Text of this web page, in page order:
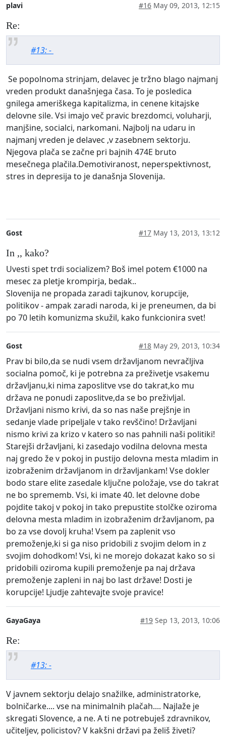
plavi #16 May 09, 2013, 12:15
Re:
#13: -
Se popolnoma strinjam, delavec je tržno blago najmanj
vreden produkt današnjega časa. To je posledica
gnilega ameriškega kapitalizma, in cenene kitajske
delovne sile. Vsi imajo več pravic brezdomci, voluharji,
manjšine, socialci, narkomani. Najbolj na udaru in
najmanj vreden je delavec ,v zasebnem sektorju.
Njegova plača se začne pri bajnih 474E bruto
mesečnega plačila.Demotiviranost, neperspektivnost,
stres in depresija to je današnja Slovenija.
Gost #17 May 13, 2013, 13:12
In ,, kako?
Uvesti spet trdi socializem? Boš imel potem €1000 na
mesec za pletje krompirja, bedak..
Slovenija ne propada zaradi tajkunov, korupcije,
politikov - ampak zaradi naroda, ki je preneumen, da bi
po 70 letih komunizma skužil, kako funkcionira svet!
Gost #18 May 29, 2013, 10:34
Prav bi bilo,da se nudi vsem državljanom nevračljiva
socialna pomoč, ki je potrebna za preživetje vsakemu
državljanu,ki nima zaposlitve vse do takrat,ko mu
država ne ponudi zaposlitve,da se bo preživljal.
Državljani nismo krivi, da so nas naše prejšnje in
sedanje vlade pripeljale v tako revščino! Državljani
nismo krivi za krizo v katero so nas pahnili naši politiki!
Starejši državljani, ki zasedajo vodilna delovna mesta
naj gredo že v pokoj in pustijo delovna mesta mladim in
izobraženim državljanom in državljankam! Vse dokler
bodo stare elite zasedale ključne položaje, vse do takrat
ne bo sprememb. Vsi, ki imate 40. let delovne dobe
pojdite takoj v pokoj in tako prepustite stolčke oziroma
delovna mesta mladim in izobraženim državljanom, pa
bo za vse dovolj kruha! Vsem pa zaplenit vso
premoženje,ki si ga niso pridobili z svojim delom in z
svojim dohodkom! Vsi, ki ne morejo dokazat kako so si
pridobili oziroma kupili premoženje pa naj država
premoženje zapleni in naj bo last države! Dosti je
korupcije! Ljudje zahtevajte svoje pravice!
GayaGaya #19 Sep 13, 2013, 10:06
Re:
#13: -
V javnem sektorju delajo snažilke, administratorke,
bolničarke.... vse na minimalnih plačah.... Najlaže je
skregati Slovence, a ne. A ti ne potrebuješ zdravnikov,
učiteljev, policistov? V kakšni državi pa želiš živeti?